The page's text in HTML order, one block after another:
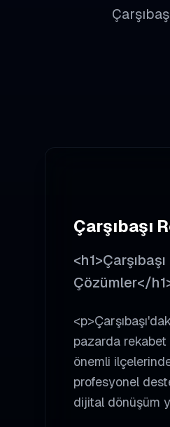
Çarşıbaşı
Çözümler</
pazarda rekabet
önemli
profesyonel
dijital dönüşüm